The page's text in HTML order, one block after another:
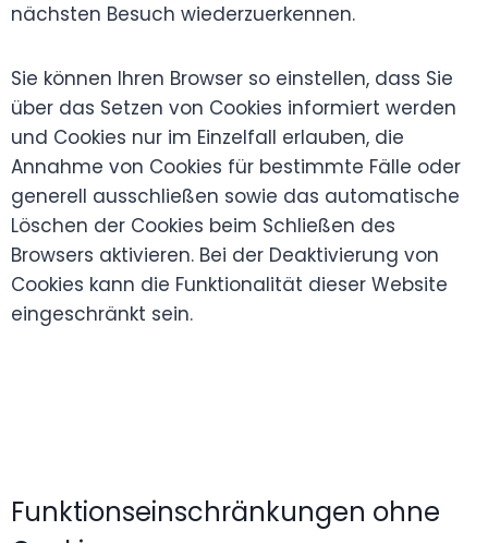
nächsten Besuch wiederzuerkennen.
Sie können Ihren Browser so einstellen, dass Sie
über das Setzen von Cookies informiert werden
und Cookies nur im Einzelfall erlauben, die
Annahme von Cookies für bestimmte Fälle oder
generell ausschließen sowie das automatische
Löschen der Cookies beim Schließen des
Browsers aktivieren. Bei der Deaktivierung von
Cookies kann die Funktionalität dieser Website
eingeschränkt sein.
Funktionseinschränkungen ohne